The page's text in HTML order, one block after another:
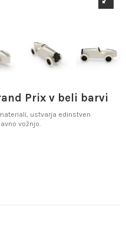
Prix v beli barvi
ustvarja edinstven
vožnjo.